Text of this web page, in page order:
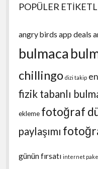
POPÜLER
angry birds app deals
bulmaca
chillingo dizi takip
fizik tabanlı
ekleme fotoğraf
paylaşımı
günün fırsatı internet